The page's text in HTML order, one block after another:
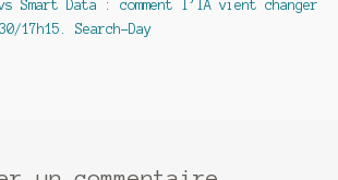
Smart Data : comment l’IA vient changer
17h15. Search-Day